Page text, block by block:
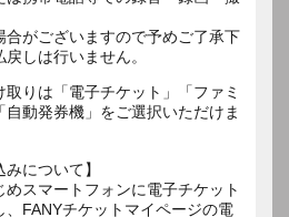
がございますので予めご了承下
しは行いません。
りは「電子チケット」「ファミ
自動発券機」をご選択いただけま
について】
スマートフォンに電子チケット
FANYチケットマイページの電